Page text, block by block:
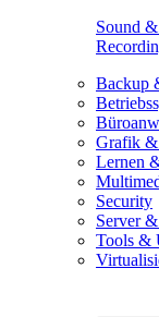
Sound
Backup
Grafik &
Lernen
Security
Server
Tools &